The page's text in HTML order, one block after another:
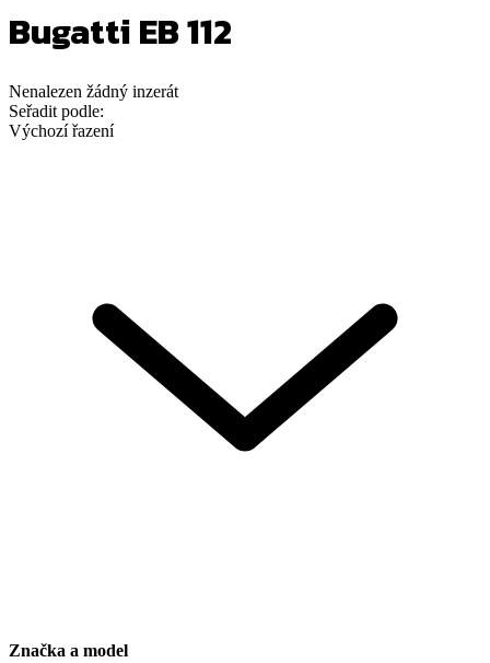
Bugatti EB 112
Nenalezen žádný inzerát
Seřadit podle:
Výchozí řazení
Značka a model